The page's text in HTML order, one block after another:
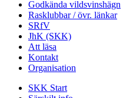
Godkända vildsvinshägn
Rasklubbar / övr. länkar
SRfV
JhK (SKK)
Att läsa
Kontakt
Organisation
SKK Start